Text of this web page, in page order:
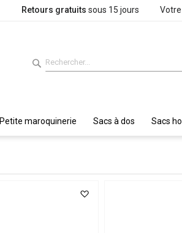
Retours gratuits sous 15 jours
Petite maroquinerie Sacs à dos Sacs